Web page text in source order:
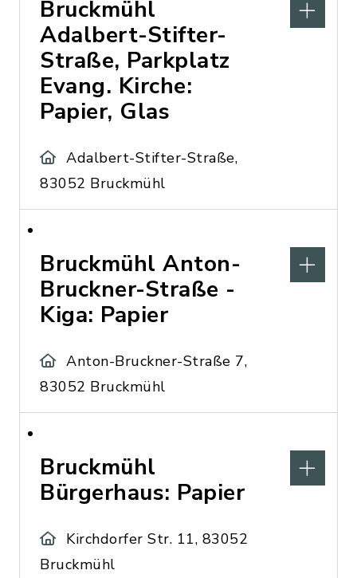
Bruckmühl
Adalbert-Stifter-
Straße, Parkplatz
Evang. Kirche:
Papier, Glas
Adalbert-Stifter-Straße,
83052 Bruckmühl
Bruckmühl Anton-
Bruckner-Straße -
Kiga: Papier
Anton-Bruckner-Straße 7,
83052 Bruckmühl
Bruckmühl
Bürgerhaus: Papier
Kirchdorfer Str. 11, 83052
Bruckmühl